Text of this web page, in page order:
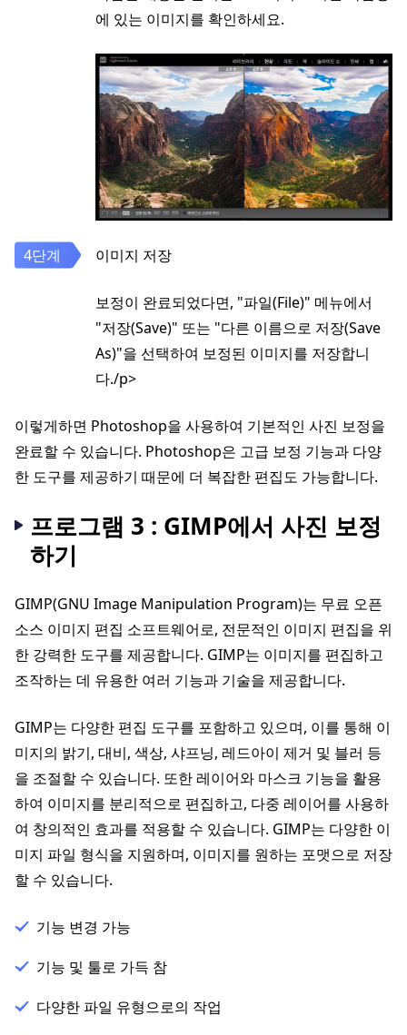
에 있는 이미지를 확인하세요.
이미지 저장
보정이 완료되었다면, "파일(File)" 메뉴에서
"저장(Save)" 또는 "다른 이름으로 저장(Save
As)"을 선택하여 보정된 이미지를 저장합니
다./p>
이렇게하면 Photoshop을 사용하여 기본적인 사진 보정을
완료할 수 있습니다. Photoshop은 고급 보정 기능과 다양
한 도구를 제공하기 때문에 더 복잡한 편집도 가능합니다.
프로그램 3 : GIMP에서 사진 보정
하기
GIMP(GNU Image Manipulation Program)는 무료 오픈
소스 이미지 편집 소프트웨어로, 전문적인 이미지 편집을 위
한 강력한 도구를 제공합니다. GIMP는 이미지를 편집하고
조작하는 데 유용한 여러 기능과 기술을 제공합니다.
GIMP는 다양한 편집 도구를 포함하고 있으며, 이를 통해 이
미지의 밝기, 대비, 색상, 샤프닝, 레드아이 제거 및 블러 등
을 조절할 수 있습니다. 또한 레이어와 마스크 기능을 활용
하여 이미지를 분리적으로 편집하고, 다중 레이어를 사용하
여 창의적인 효과를 적용할 수 있습니다. GIMP는 다양한 이
미지 파일 형식을 지원하며, 이미지를 원하는 포맷으로 저장
할 수 있습니다.
기능 변경 가능
기능 및 툴로 가득 참
다양한 파일 유형으로의 작업